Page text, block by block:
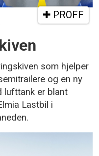
PROFF
som hjelper
og en ny
lufttank er blant
Lastbil i